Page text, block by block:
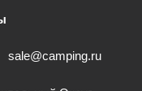
sale@camping.ru